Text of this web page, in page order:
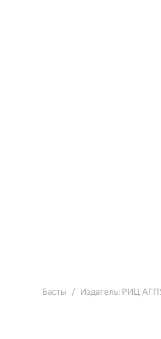
Басты Издатель: РИЦ